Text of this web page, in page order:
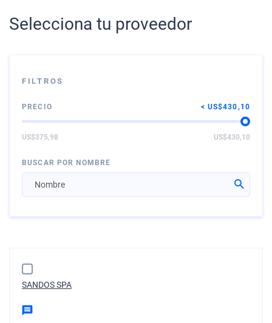
Selecciona tu proveedor
FILTROS
PRECIO US$430,10
US$375,98 US$430,10
BUSCAR POR NOMBRE
SANDOS SPA